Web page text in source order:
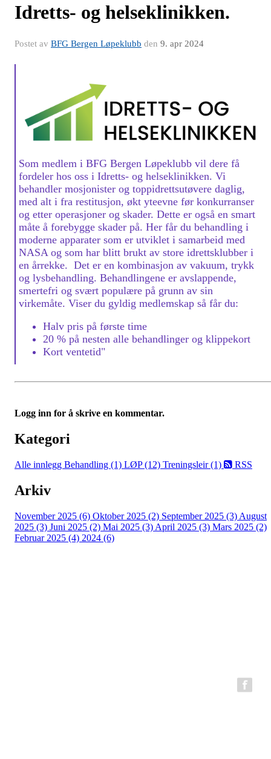
Idretts- og helseklinikken.
Postet av BFG Bergen Løpeklubb den 9. apr 2024
Som medlem i BFG Bergen Løpeklubb vil dere få
fordeler hos oss i Idretts- og helseklinikken. Vi
behandler mosjonister og toppidrettsutøvere daglig,
med alt i fra restitusjon, økt yteevne før konkurranser
og etter operasjoner og skader. Dette er også en smart
måte å forebygge skader på. Her får du behandling i
moderne apparater som er utviklet i samarbeid med
NASA og som har blitt brukt av store idrettsklubber i
en årrekke. Det er en kombinasjon av vakuum, trykk
og lysbehandling. Behandlingene er avslappende,
smertefri og svært populære på grunn av sin
virkemåte. Viser du gyldig medlemskap så får du:
Halv pris på første time
20 % på nesten alle behandlinger og klippekort
Kort ventetid"
Logg inn for å skrive en kommentar.
Kategori
Alle innlegg Behandling (1) LØP (12) Treningsleir (1) RSS
Arkiv
November 2025 (6) Oktober 2025 (2) September 2025 (3) August
2025 (3) Juni 2025 (2) Mai 2025 (3) April 2025 (3) Mars 2025 (2)
Februar 2025 (4) 2024 (6)